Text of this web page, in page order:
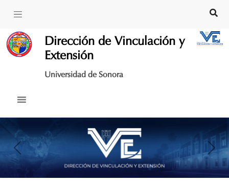
content
Dirección de Vinculación y
Extensión
Universidad de Sonora
Previous